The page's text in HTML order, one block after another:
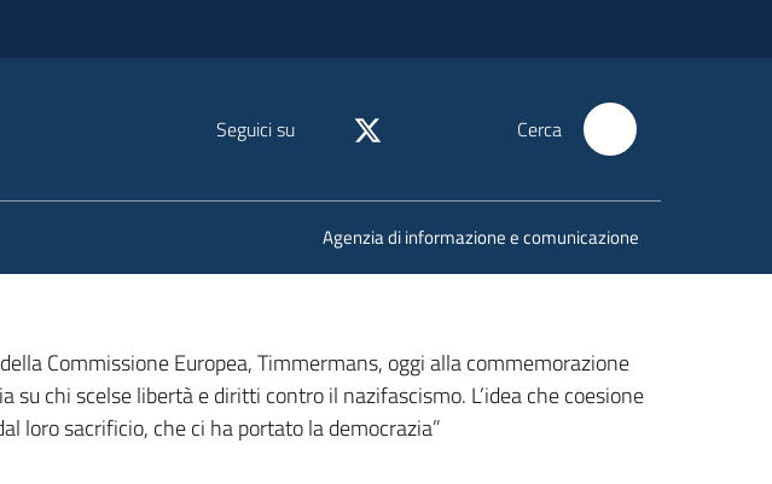
Seguici su Cerca
Agenzia di informazione e comunicazione
Commissione Europea, Timmermans, oggi alla commemorazione
su chi scelse libertà e diritti contro il nazifascismo. L’idea che coesione
loro sacrificio, che ci ha portato la democrazia”